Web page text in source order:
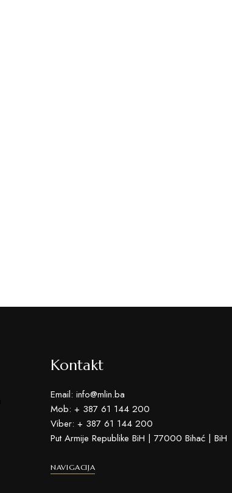
Kontakt
Email: info@mlin.ba
Mob: + 387 61 144 200
Viber: + 387 61 144 200
Put Armije Republike BiH | 77000 Bihać | BiH
NAVIGACIJA